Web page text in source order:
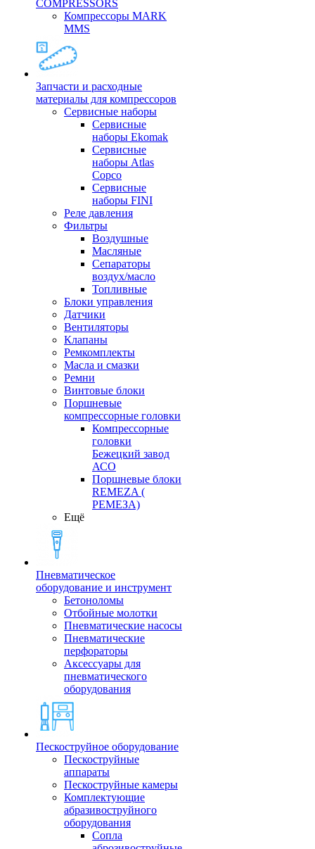
COMPRESSORS
Компрессоры MARK
MMS
Запчасти и расходные
материалы для компрессоров
Cервисные наборы
Сервисные
наборы Ekomak
Cервисные
наборы Atlas
Copco
Сервисные
наборы FINI
Реле давления
Фильтры
Воздушные
Масляные
Сепараторы
воздух/масло
Топливные
Блоки управления
Датчики
Вентиляторы
Клапаны
Ремкомплекты
Масла и смазки
Ремни
Винтовые блоки
Поршневые
компрессорные головки
Компрессорные
головки
Бежецкий завод
АСО
Поршневые блоки
REMEZA (
РЕМЕЗА)
Ещё
Пневматическое
оборудование и инструмент
Бетоноломы
Отбойные молотки
Пневматические насосы
Пневматические
перфораторы
Аксессуары для
пневматического
оборудования
Пескоструйное оборудование
Пескоструйные
аппараты
Пескоструйные камеры
Комплектующие
абразивоструйного
оборудования
Сопла